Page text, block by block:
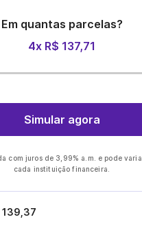
Em quantas parcelas?
4x R$ 137,71
Simular agora
com juros de 3,99% a.m. e pode
cada instituição financeira.
139,37